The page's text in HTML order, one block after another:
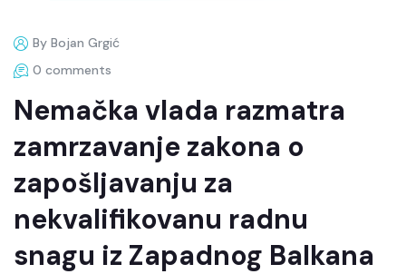
By Bojan Grgić
0 comments
Nemačka vlada razmatra
zamrzavanje zakona o
zapošljavanju za
nekvalifikovanu radnu
snagu iz Zapadnog Balkana